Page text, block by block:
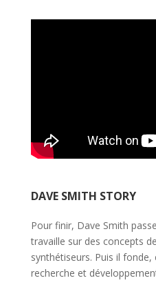
DAVE SMITH STORY
Pour finir, Dave Smith
travaille sur des concepts
synthétiseurs. Puis il
recherche et